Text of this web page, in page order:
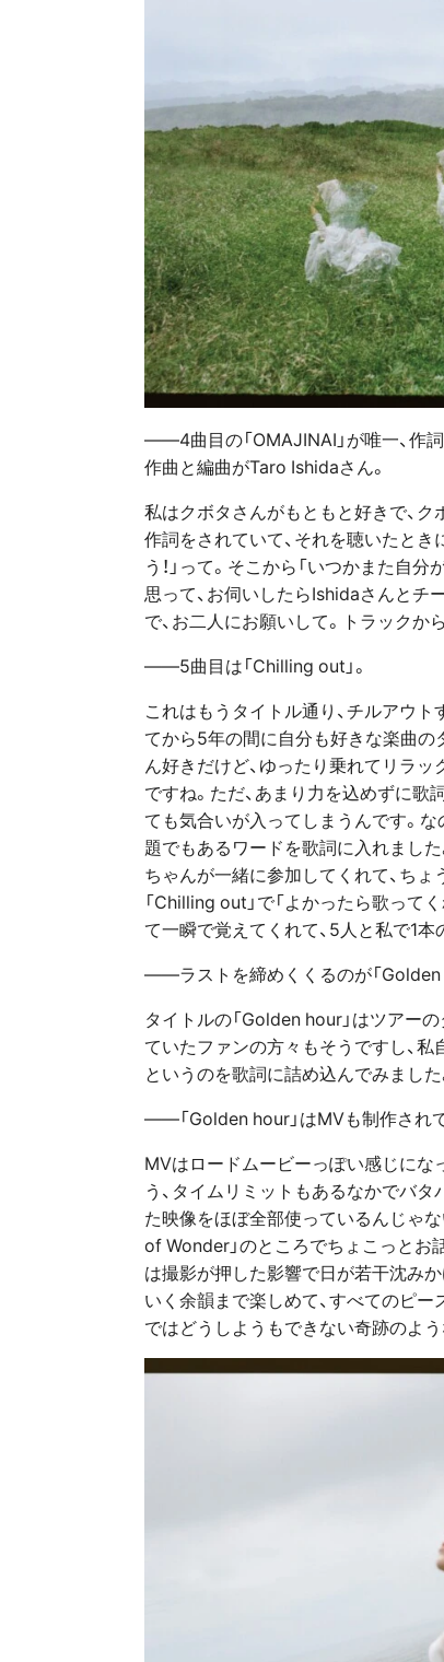
――4曲目の「OMAJINAI」が唯一、作
作曲と編曲がTaro Ishidaさん。
私はクボタさんがもともと好きで、
作詞をされていて、それを聴いたと
う！」って。そこから「いつかまた自
思って、お伺いしたらIshidaさんと
で、お二人にお願いして。トラックか
――5曲目は「Chilling out」。
これはもうタイトル通り、チルアウ
てから5年の間に自分も好きな楽曲の
ん好きだけど、ゆったり乗れてリラ
ですね。ただ、あまり力を込めずに
ても気合いが入ってしまうんです。な
題でもあるワードを歌詞に入れました
ちゃんが一緒に参加してくれて、ち
「Chilling out」で「よかったら歌って
て一瞬で覚えてくれて、5人と私で1
――ラストを締めくくるのが「Golden
タイトルの「Golden hour」はツアー
ていたファンの方々もそうですし、
というのを歌詞に詰め込んでみました
――「Golden hour」はMVも制作され
MVはロードムービーっぽい感じにな
う、タイムリミットもあるなかでバ
た映像をほぼ全部使っているんじゃ
of Wonder」のところでちょこっとお
は撮影が押した影響で日が若干沈み
いく余韻まで楽しめて、すべてのピ
ではどうしようもできない奇跡のよ